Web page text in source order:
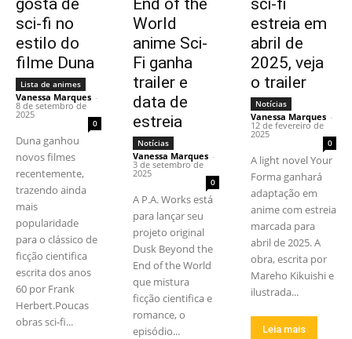
sci-fi no
estilo do
filme Duna
Lista de animes
Vanessa Marques -
8 de setembro de
2025
0
Duna ganhou
novos filmes
recentemente,
trazendo ainda
mais
popularidade
para o clássico de
ficção cientifica
escrita dos anos
60 por Frank
Herbert.Poucas
obras sci-fi...
World
anime Sci-
Fi ganha
trailer e
data de
estreia
Notícias
Vanessa Marques -
3 de setembro de
2025
0
A P.A. Works está
para lançar seu
projeto original
Dusk Beyond the
End of the World
que mistura
ficção cientifica e
romance, o
episódio...
estreia em
abril de
2025, veja
o trailer
Notícias
Vanessa Marques -
12 de fevereiro de
2025
0
A light novel Your
Forma ganhará
adaptação em
anime com estreia
marcada para
abril de 2025. A
obra, escrita por
Mareho Kikuishi e
ilustrada...
Leia mais